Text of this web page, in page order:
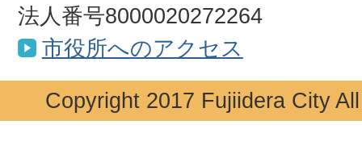
法人番号8000020272264
市役所へのアクセス
Copyright 2017 Fujiidera City